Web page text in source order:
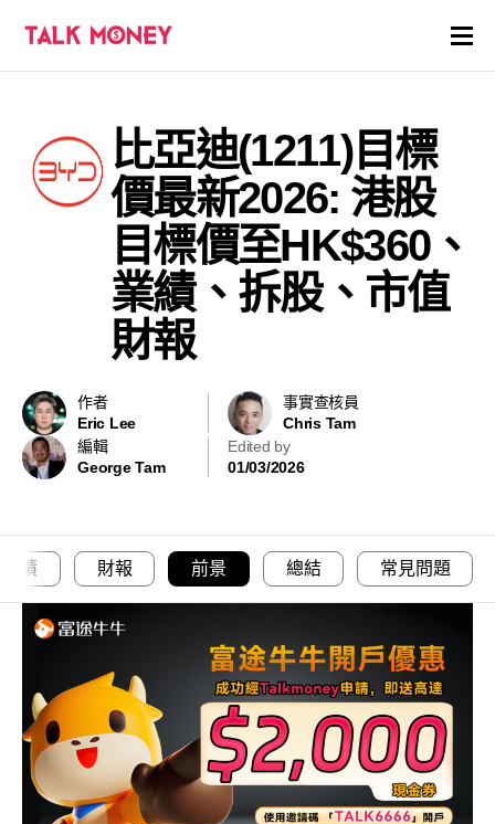
證券商評價
各種投資產品戶口
虛擬貨幣
關於
比亞迪(1211)目標
價最新2026: 港股
目標價至HK$360、
業績、拆股、市值
財報
作者
Eric Lee
事實查核員
Chris Tam
編輯
George Tam
Edited by
01/03/2026
業績 財報 前景 總結 常見問題